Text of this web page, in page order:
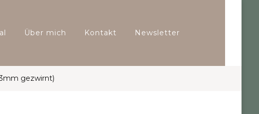
Über mich Kontakt Newsletter
gezwirnt)